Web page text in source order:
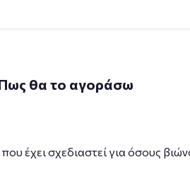
θα το αγοράσω
έχει σχεδιαστεί για όσους